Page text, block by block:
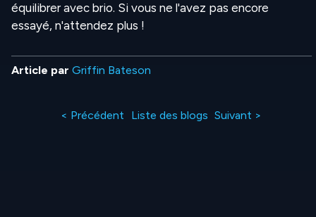
équilibrer avec brio. Si vous ne l'avez pas encore
essayé, n'attendez plus !
Article par Griffin Bateson
< Précédent Liste des blogs Suivant >